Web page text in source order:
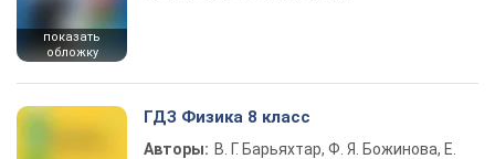
показать
обложку
ГДЗ Физика 8 класс
Авторы: В. Г. Барьяхтар, Ф. Я. Божинова, Е.